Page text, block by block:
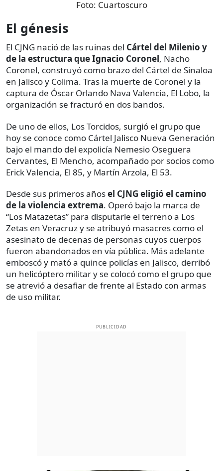
Foto: Cuartoscuro
El génesis
El CJNG nació de las ruinas del Cártel del Milenio y
de la estructura que Ignacio Coronel, Nacho
Coronel, construyó como brazo del Cártel de Sinaloa
en Jalisco y Colima. Tras la muerte de Coronel y la
captura de Óscar Orlando Nava Valencia, El Lobo, la
organización se fracturó en dos bandos.
De uno de ellos, Los Torcidos, surgió el grupo que
hoy se conoce como Cártel Jalisco Nueva Generación
bajo el mando del expolicía Nemesio Oseguera
Cervantes, El Mencho, acompañado por socios como
Erick Valencia, El 85, y Martín Arzola, El 53.
Desde sus primeros añosel CJNG eligió el camino
de la violencia extrema. Operó bajo la marca de
“Los Matazetas” para disputarle el terreno a Los
Zetas en Veracruz y se atribuyó masacres como el
asesinato de decenas de personas cuyos cuerpos
fueron abandonados en vía pública. Más adelante
emboscó y mató a quince policías en Jalisco, derribó
un helicóptero militar y se colocó como el grupo que
se atrevió a desafiar de frente al Estado con armas
de uso militar.
PUBLICIDAD